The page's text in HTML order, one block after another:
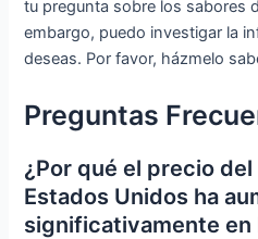
tu pregunta sobre los sabores
embargo, puedo investigar la
deseas. Por favor, házmelo
Preguntas
¿Por qué el precio
Estados Unidos ha
significativamente en